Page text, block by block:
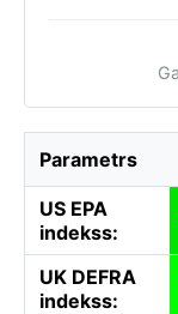
Parametrs
US EPA
indekss:
UK DEFRA
indekss: